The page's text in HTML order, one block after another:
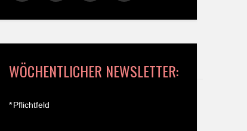
WÖCHENTLICHER NEWSLETTER:
*Pflichtfeld